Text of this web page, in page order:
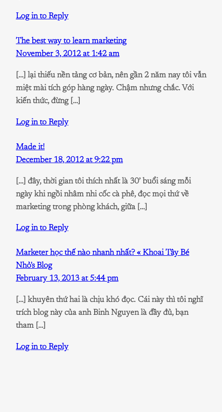
Log in to Reply
The best way to learn marketing
November 3, 2012 at 1:42 am
[…] lại thiếu nền tảng cơ bản, nên gần 2 năm nay tôi vẫn
miệt mài tích góp hàng ngày. Chậm nhưng chắc. Với
kiến thức, đừng […]
Log in to Reply
Made it!
December 18, 2012 at 9:22 pm
[…] đây, thời gian tôi thích nhất là 30’ buổi sáng mỗi
ngày khi ngồi nhâm nhi cốc cà phê, đọc mọi thứ về
marketing trong phòng khách, giữa […]
Log in to Reply
Marketer học thế nào nhanh nhất? « Khoai Tây Bé
Nhỏ's Blog
February 13, 2013 at 5:44 pm
[…] khuyên thứ hai là chịu khó đọc. Cái này thì tôi nghĩ
trích blog này của anh Binh Nguyen là đầy đủ, bạn
tham […]
Log in to Reply